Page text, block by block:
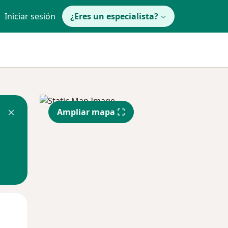
Iniciar sesión ¿Eres un especialista?
Ampliar mapa